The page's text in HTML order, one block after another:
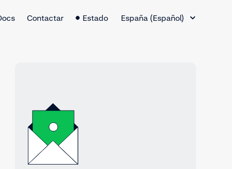
Contactar Estado
España (Español)